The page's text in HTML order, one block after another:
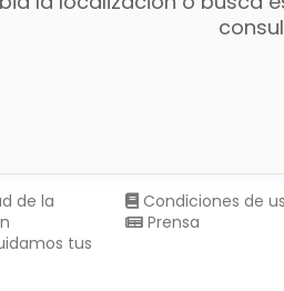
de la
tus
Condiciones de
Prensa